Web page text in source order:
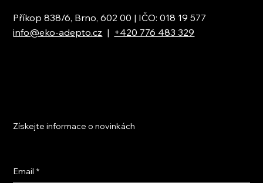
Příkop 838/6, Brno, 602 00 | IČO: 018 19 577
info@eko-adepto.cz | +420 776 483 329
Získejte informace o novinkách
Email *